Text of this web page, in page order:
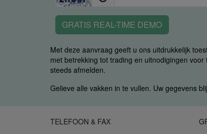
GRATIS REAL-TIME DEMO
Met deze aanvraag geeft u ons uitdrukkelijk
met betrekking tot trading en uitnodigingen
steeds afmelden.
Gelieve alle vakken in te vullen. Uw gegevens
TELEFOON & FAX